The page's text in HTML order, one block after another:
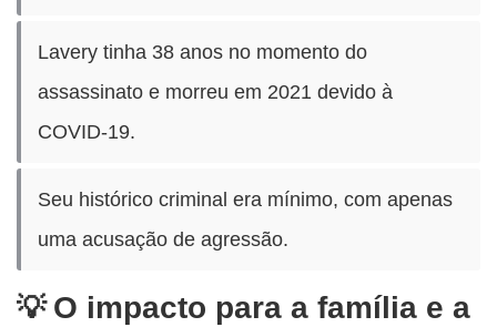
Lavery tinha 38 anos no momento do
assassinato e morreu em 2021 devido à
COVID-19.
Seu histórico criminal era mínimo, com apenas
uma acusação de agressão.
O impacto para a família e a